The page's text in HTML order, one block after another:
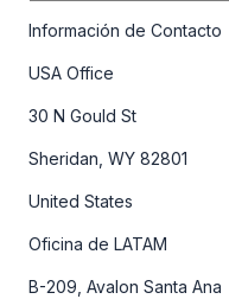
Información de Contacto
USA Office
30 N Gould St
Sheridan, WY 82801
United States
Oficina de LATAM
B-209, Avalon Santa Ana